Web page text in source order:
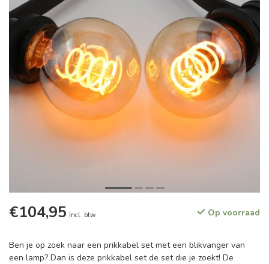
€104,95 Incl. btw Op voorraad
Ben je op zoek naar een prikkabel set met een blikvanger van
een lamp? Dan is deze prikkabel set de set die je zoekt! De